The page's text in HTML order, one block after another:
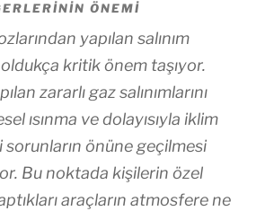
ÖNEMI
yapılan salınım
kritik önem taşıyor.
zararlı gaz salınımlarını
ısınma ve dolayısıyla iklim
önüne geçilmesi
Bu noktada kişilerin özel
araçların atmosfere ne